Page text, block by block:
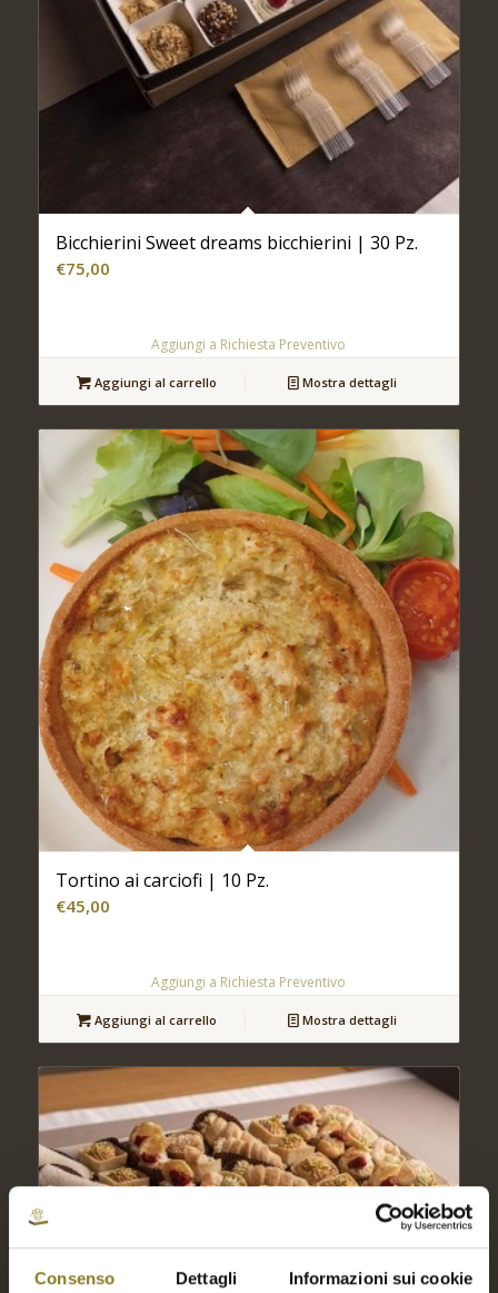
Consenso Dettagli Informazioni sui cookie
Bicchierini Sweet dreams bicchierini | 30 Pz.
€75,00
Aggiungi a Richiesta Preventivo
Aggiungi al carrello Mostra dettagli
Tortino ai carciofi | 10 Pz.
€45,00
Aggiungi a Richiesta Preventivo
Aggiungi al carrello Mostra dettagli